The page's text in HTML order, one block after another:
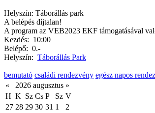
Helyszín: Táborállás park
A belépés díjtalan!
A program az VEB2023 EKF támogatásával
Kezdés: 10:00
Belépő: 0.-
Helyszín: Táborállás Park
bemutató családi rendezvény egész napos
«
2026 augusztus »
H K Sz Cs P Sz V
27 28 29 30 31 1
2